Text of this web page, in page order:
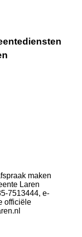
maken
Laren
7513444, e-
officiële